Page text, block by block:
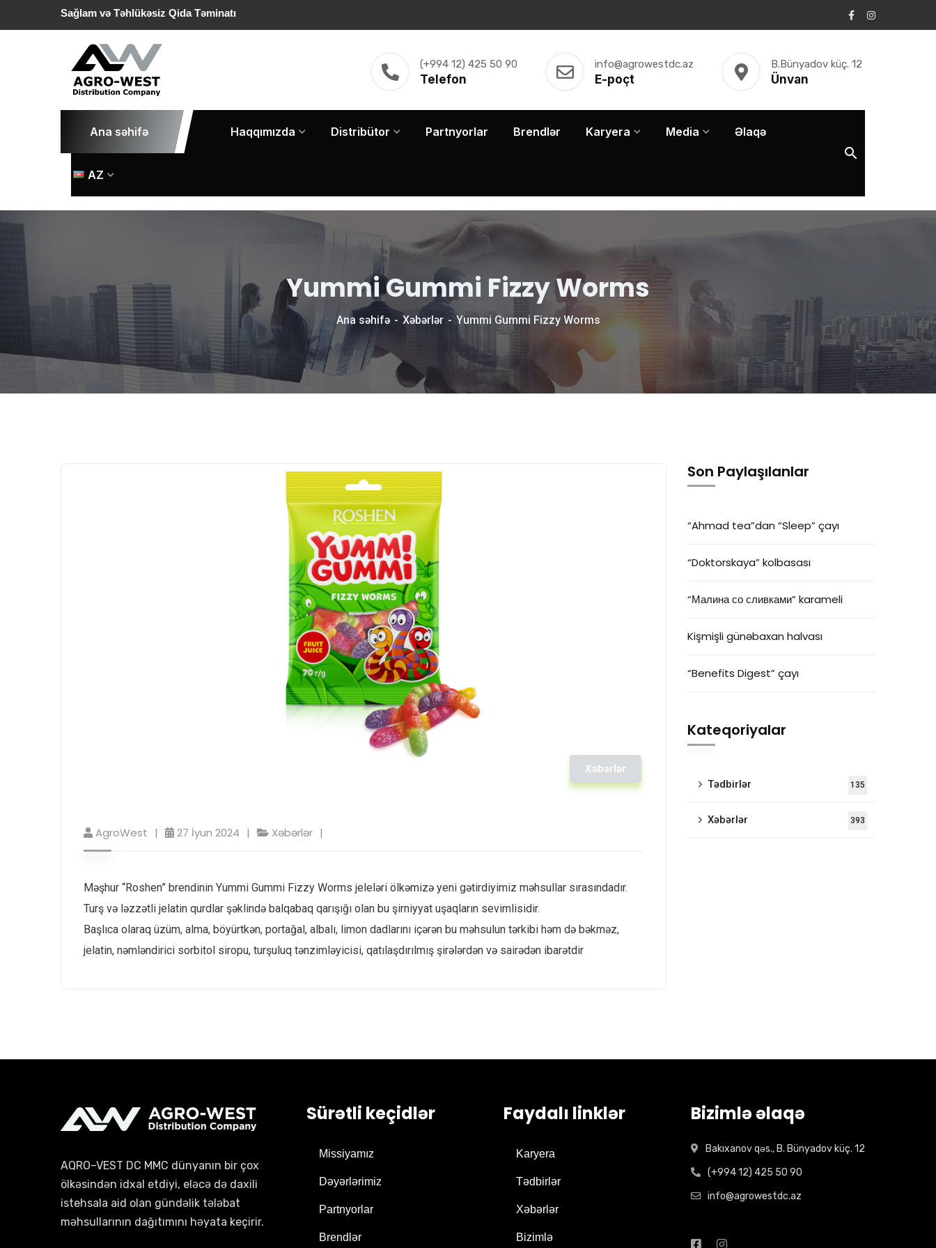
Sağlam və Təhlükəsiz Qida Təminatı
Telefon
(+994 12) 425 50 90
E-poçt
info@agrowestdc.az
Ünvan
B.Bünyadov küç. 12
Ana səhifə Haqqımızda Distribütor Partnyorlar Brendlər Karyera Media Əlaqə
AZ
Yummi Gummi Fizzy Worms
Ana səhifə Xəbərlər Yummi Gummi Fizzy Worms
Xəbərlər
AgroWest 27 İyun 2024 Xəbərlər
Məşhur “Roshen” brendinin Yummi Gummi Fizzy Worms jeleləri ölkəmizə yeni gətirdiyimiz məhsullar sırasındadır.
Turş və ləzzətli jelatin qurdlar şəklində balqabaq qarışığı olan bu şirniyyat uşaqların sevimlisidir.
Başlıca olaraq üzüm, alma, böyürtkən, portağal, albalı, limon dadlarını içərən bu məhsulun tərkibi həm də bəkməz,
jelatin, nəmləndirici sorbitol siropu, turşuluq tənzimləyicisi, qatılaşdırılmış şirələrdən və sairədən ibarətdir
Son Paylaşılanlar
“Ahmad tea”dan “Sleep” çayı
“Doktorskaya” kolbasası
“Малина со сливками” karameli
Kişmişli günəbaxan halvası
“Benefits Digest” çayı
Kateqoriyalar
Tədbirlər 135
Xəbərlər 393
AQRO–VEST DC MMC dünyanın bir çox
ölkəsindən idxal etdiyi, eləcə də daxili
istehsala aid olan gündəlik tələbat
məhsullarının dağıtımını həyata keçirir.
Sürətli keçidlər
Missiyamız
Dəyərlərimiz
Partnyorlar
Brendlər
Faydalı linklər
Karyera
Tədbirlər
Xəbərlər
Bizimlə
Bizimlə əlaqə
Bakıxanov qəs., B. Bünyadov küç. 12
(+994 12) 425 50 90
info@agrowestdc.az